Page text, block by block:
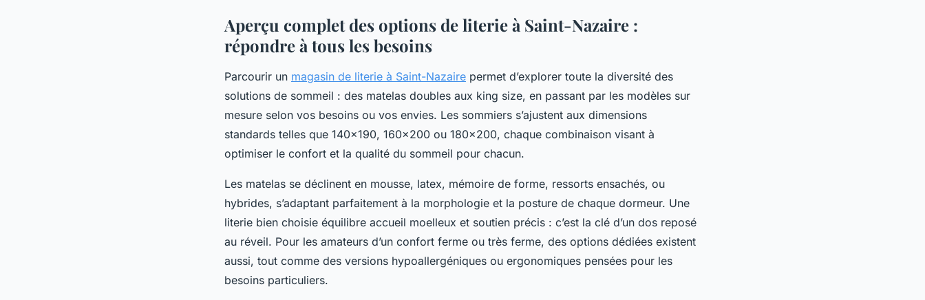
Aperçu complet des options de literie à Saint-Nazaire :
répondre à tous les besoins
Parcourir un magasin de literie à Saint-Nazaire permet d’explorer toute la diversité des
solutions de sommeil : des matelas doubles aux king size, en passant par les modèles sur
mesure selon vos besoins ou vos envies. Les sommiers s’ajustent aux dimensions
standards telles que 140x190, 160x200 ou 180x200, chaque combinaison visant à
optimiser le confort et la qualité du sommeil pour chacun.
Les matelas se déclinent en mousse, latex, mémoire de forme, ressorts ensachés, ou
hybrides, s’adaptant parfaitement à la morphologie et la posture de chaque dormeur. Une
literie bien choisie équilibre accueil moelleux et soutien précis : c’est la clé d’un dos reposé
au réveil. Pour les amateurs d’un confort ferme ou très ferme, des options dédiées existent
aussi, tout comme des versions hypoallergéniques ou ergonomiques pensées pour les
besoins particuliers.